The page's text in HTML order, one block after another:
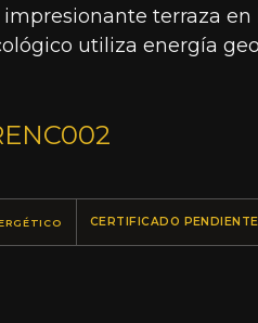
terraza en
utiliza energía
CERTIFICADO PENDIENTE